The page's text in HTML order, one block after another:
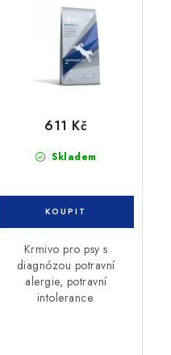
Skladem
611 Kč
Krmivo pro psy s
diagnózou potravní
alergie, potravní
intolerance.